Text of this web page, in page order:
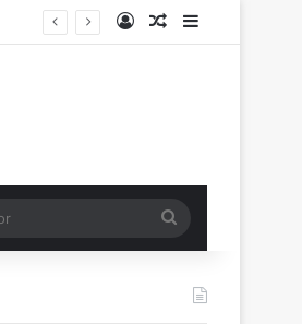
Log InRandom Article
Sidebar
for